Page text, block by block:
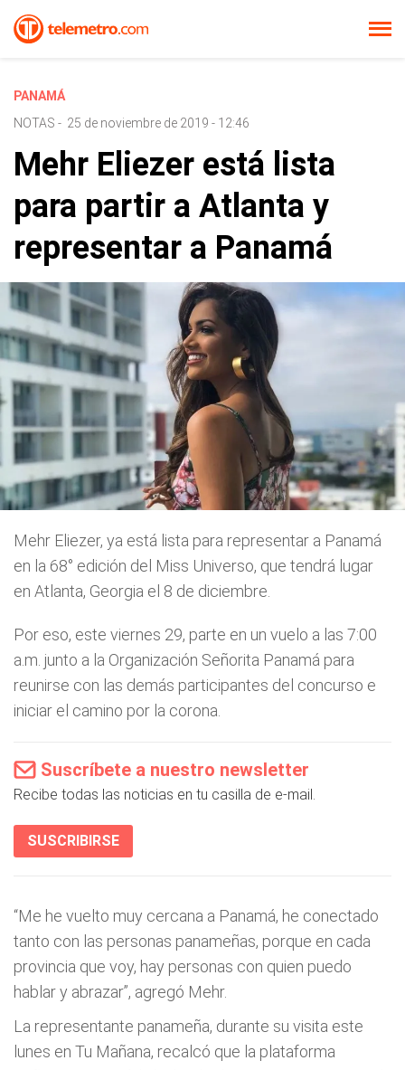
PANAMÁ
NOTAS - 25 de noviembre de 2019 - 12:46
Mehr Eliezer está lista
para partir a Atlanta y
representar a Panamá
Mehr Eliezer, ya está lista para representar a Panamá
en la 68° edición del Miss Universo, que tendrá lugar
en Atlanta, Georgia el 8 de diciembre.
Por eso, este viernes 29, parte en un vuelo a las 7:00
a.m. junto a la Organización Señorita Panamá para
reunirse con las demás participantes del concurso e
iniciar el camino por la corona.
Suscríbete a nuestro newsletter
Recibe todas las noticias en tu casilla de e-mail.
SUSCRIBIRSE
“Me he vuelto muy cercana a Panamá, he conectado
tanto con las personas panameñas, porque en cada
provincia que voy, hay personas con quien puedo
hablar y abrazar”, agregó Mehr.
La representante panameña, durante su visita este
lunes en Tu Mañana, recalcó que la plataforma